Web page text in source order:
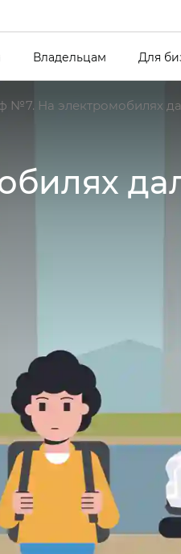
Владельцам Для
№7. На электромобилях